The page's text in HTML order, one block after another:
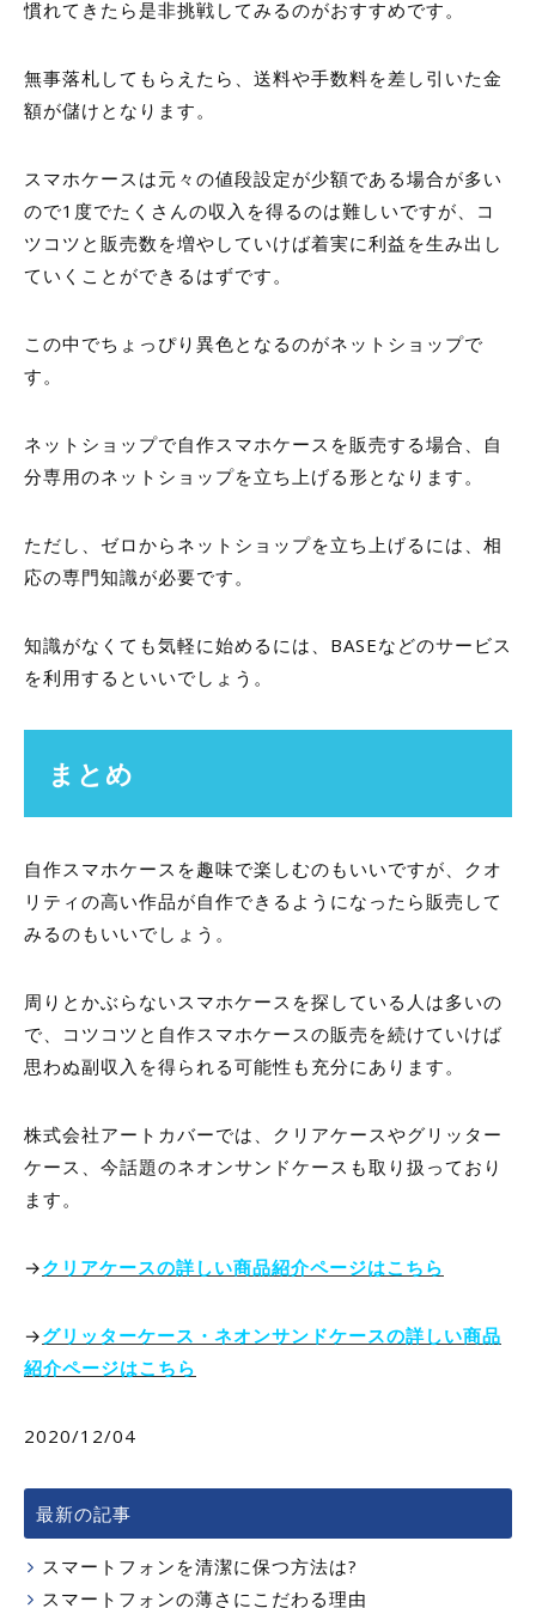
慣れてきたら是非挑戦してみるのがおすすめです。
無事落札してもらえたら、送料や手数料を差し引いた金
額が儲けとなります。
スマホケースは元々の値段設定が少額である場合が多い
ので1 度でたくさんの収入を得るのは難しいですが、コ
ツコツと販売数を増やしていけば着実に利益を生み出し
ていくことができるはずです。
この中でちょっぴり異色となるのがネットショップで
す。
ネットショップで自作スマホケースを販売する場合、自
分専用のネットショップを立ち上げる形となります。
ただし、ゼロからネットショップを立ち上げるには、相
応の専門知識が必要です。
知識がなくても気軽に始めるには、 BASEなどのサービス
を利用するといいでしょう。
まとめ
自作スマホケースを趣味で楽しむのもいいですが、クオ
リティの高い作品が自作できるようになったら販売して
みるのもいいでしょう。
周りとかぶらないスマホケースを探している人は多いの
で、コツコツと自作スマホケースの販売を続けていけば
思わぬ副収入を得られる可能性も充分にあります。
株式会社アートカバーでは、クリアケースやグリッター
ケース、今話題のネオンサンドケースも取り扱っており
ます。
→クリアケースの詳しい商品紹介ページはこちら
→グリッターケース・ネオンサンドケースの詳しい商品
紹介ページはこちら
2020/12/04
最新の記事
スマートフォンを清潔に保つ方法は?
スマートフォンの薄さにこだわる理由